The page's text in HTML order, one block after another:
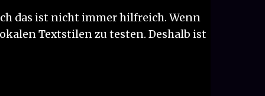
das ist nicht immer hilfreich. Wenn
Textstilen zu testen. Deshalb ist